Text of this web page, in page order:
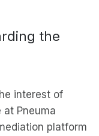
the
interest of
Pneuma
platform